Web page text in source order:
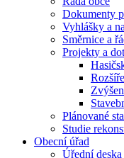
Dokumenty
Vyhlášky a
Směrnice a
Projekty a
Plánované
Studie
Obecní úřad
Úřední deska